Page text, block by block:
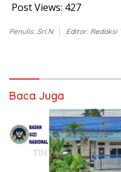
Post Views: 427
Penulis: Sri.N Editor: Redaksi
Baca Juga